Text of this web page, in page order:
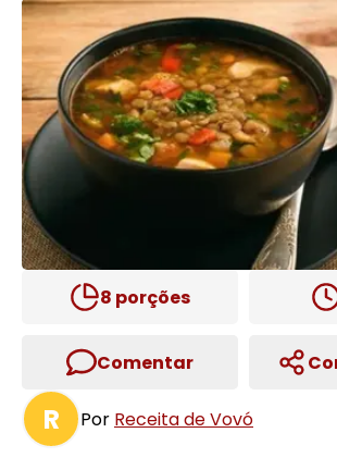
8 porções
Comentar
R Por Receita de Vovó